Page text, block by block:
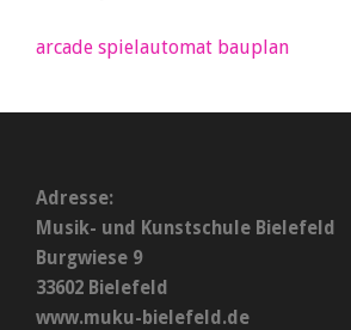
arcade spielautomat bauplan
Adresse:
Musik- und Kunstschule Bielefeld
Burgwiese 9
33602 Bielefeld
www.muku-bielefeld.de